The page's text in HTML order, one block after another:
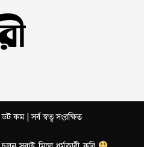
ডট কম | সর্ব স্বত্ব সংরক্ষিত